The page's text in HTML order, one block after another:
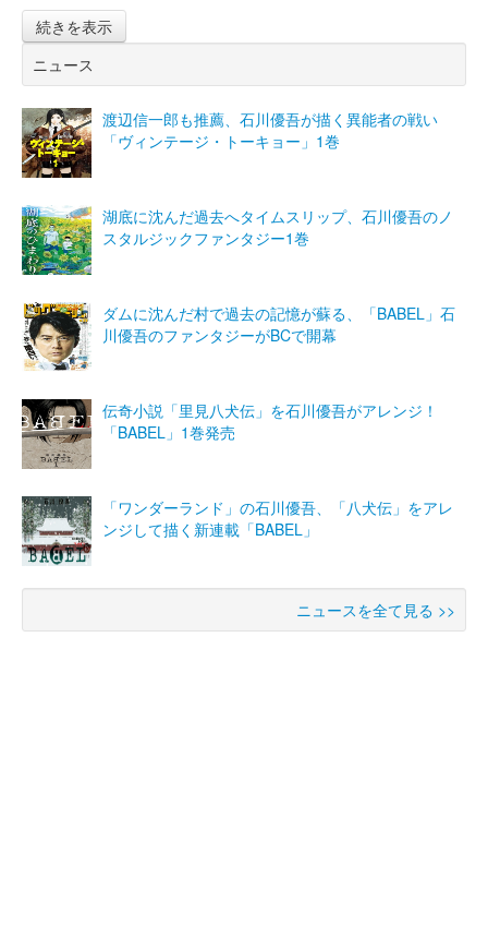
続きを表示
ニュース
渡辺信一郎も推薦、石川優吾が描く異能者の戦い
「ヴィンテージ・トーキョー」1巻
湖底に沈んだ過去へタイムスリップ、石川優吾のノ
スタルジックファンタジー1巻
ダムに沈んだ村で過去の記憶が蘇る、「BABEL」石
川優吾のファンタジーがBCで開幕
伝奇小説「里見八犬伝」を石川優吾がアレンジ！
「BABEL」1巻発売
「ワンダーランド」の石川優吾、「八犬伝」をアレ
ンジして描く新連載「BABEL」
ニュースを全て見る >>